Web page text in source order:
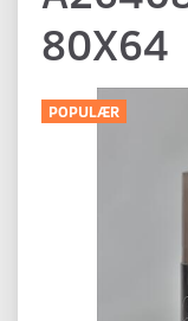
80X64
POPULÆR